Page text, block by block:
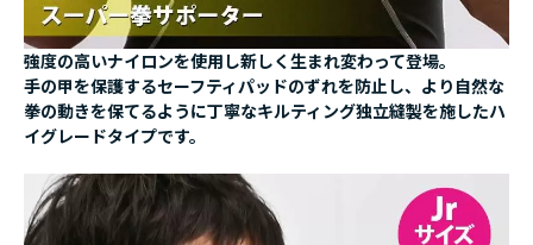
強度の高いナイロンを使用し新しく生まれ変わって登場。
手の甲を保護するセーフティパッドのずれを防止し、より自然な
拳の動きを保てるように丁寧なキルティング独立縫製を施したハ
イグレードタイプです。